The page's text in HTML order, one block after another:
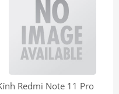
Redmi Note 11 Pro